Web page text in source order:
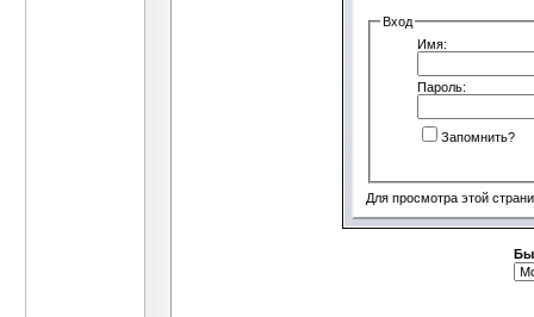
Вход
Имя:
Пароль:
Запомнить?
Для просмотра этой